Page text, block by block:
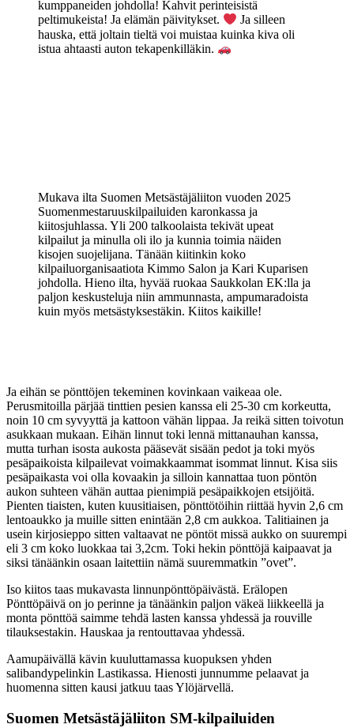
kumppaneiden johdolla! Kahvit perinteisistä
peltimukeista! Ja elämän päivitykset.
Ja silleen
hauska, että joltain tieltä voi muistaa kuinka kiva oli
istua ahtaasti auton tekapenkilläkin.
Mukava ilta Suomen Metsästäjäliiton vuoden 2025
Suomenmestaruuskilpailuiden karonkassa ja
kiitosjuhlassa. Yli 200 talkoolaista tekivät upeat
kilpailut ja minulla oli ilo ja kunnia toimia näiden
kisojen suojelijana. Tänään kiitinkin koko
kilpailuorganisaatiota Kimmo Salon ja Kari Kuparisen
johdolla. Hieno ilta, hyvää ruokaa Saukkolan EK:lla ja
paljon keskusteluja niin ammunnasta, ampumaradoista
kuin myös metsästyksestäkin. Kiitos kaikille!
Ja eihän se pönttöjen tekeminen kovinkaan vaikeaa ole.
Perusmitoilla pärjää tinttien pesien kanssa eli 25-30 cm korkeutta,
noin 10 cm syvyyttä ja kattoon vähän lippaa. Ja reikä sitten toivotun
asukkaan mukaan. Eihän linnut toki lennä mittanauhan kanssa,
mutta turhan isosta aukosta pääsevät sisään pedot ja toki myös
pesäpaikoista kilpailevat voimakkaammat isommat linnut. Kisa siis
pesäpaikasta voi olla kovaakin ja silloin kannattaa tuon pöntön
aukon suhteen vähän auttaa pienimpiä pesäpaikkojen etsijöitä.
Pienten tiaisten, kuten kuusitiaisen, pönttötöihin riittää hyvin 2,6 cm
lentoaukko ja muille sitten enintään 2,8 cm aukkoa. Talitiainen ja
usein kirjosieppo sitten valtaavat ne pöntöt missä aukko on suurempi
eli 3 cm koko luokkaa tai 3,2cm. Toki hekin pönttöjä kaipaavat ja
siksi tänäänkin osaan laitettiin nämä suuremmatkin ”ovet”.
Iso kiitos taas mukavasta linnunpönttöpäivästä. Erälopen
Pönttöpäivä on jo perinne ja tänäänkin paljon väkeä liikkeellä ja
monta pönttöä saimme tehdä lasten kanssa yhdessä ja rouville
tilauksestakin. Hauskaa ja rentouttavaa yhdessä.
Aamupäivällä kävin kuuluttamassa kuopuksen yhden
salibandypelinkin Lastikassa. Hienosti junnumme pelaavat ja
huomenna sitten kausi jatkuu taas Ylöjärvellä.
Suomen Metsästäjäliiton SM-kilpailuiden